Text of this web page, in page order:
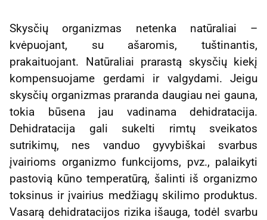
Skysčių organizmas netenka natūraliai –
kvėpuojant, su ašaromis, tuštinantis,
prakaituojant. Natūraliai prarastą skysčių kiekį
kompensuojame gerdami ir valgydami. Jeigu
skysčių organizmas praranda daugiau nei gauna,
tokia būsena jau vadinama dehidratacija.
Dehidratacija gali sukelti rimtų sveikatos
sutrikimų, nes vanduo gyvybiškai svarbus
įvairioms organizmo funkcijoms, pvz., palaikyti
pastovią kūno temperatūrą, šalinti iš organizmo
toksinus ir įvairius medžiagų skilimo produktus.
Vasarą dehidratacijos rizika išauga, todėl svarbu